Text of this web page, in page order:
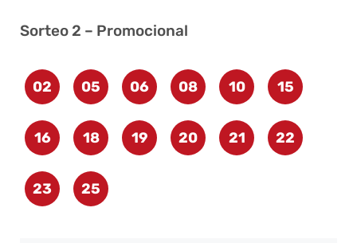
Sorteo 2 – Promocional
02 05 06 08 10 15
16 18 19 20 21 22
23 25